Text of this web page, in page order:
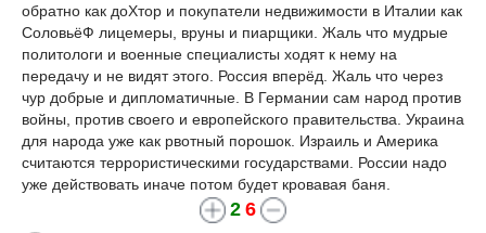
обратно как доХтор и покупатели недвижимости в Италии как
СоловьёФ лицемеры, вруны и пиарщики. Жаль что мудрые
политологи и военные специалисты ходят к нему на
передачу и не видят этого. Россия вперёд. Жаль что через
чур добрые и дипломатичные. В Германии сам народ против
войны, против своего и европейского правительства. Украина
для народа уже как рвотный порошок. Израиль и Америка
считаются террористическими государствами. России надо
уже действовать иначе потом будет кровавая баня.
2 6